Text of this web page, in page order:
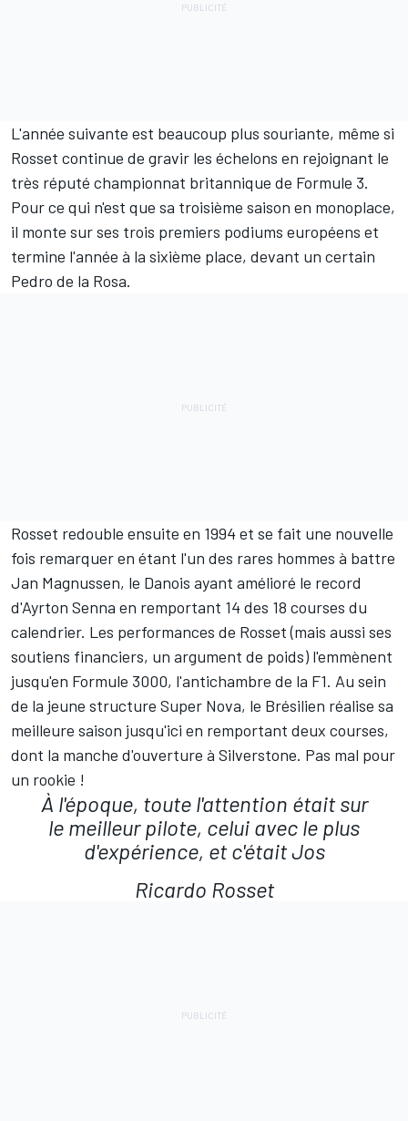
L'année suivante est beaucoup plus souriante, même si
Rosset continue de gravir les échelons en rejoignant le
très réputé championnat britannique de Formule 3.
Pour ce qui n'est que sa troisième saison en monoplace,
il monte sur ses trois premiers podiums européens et
termine l'année à la sixième place, devant un certain
Pedro de la Rosa.
Rosset redouble ensuite en 1994 et se fait une nouvelle
fois remarquer en étant l'un des rares hommes à battre
Jan Magnussen, le Danois ayant amélioré le record
d'Ayrton Senna en remportant 14 des 18 courses du
calendrier. Les performances de Rosset (mais aussi ses
soutiens financiers, un argument de poids) l'emmènent
jusqu'en Formule 3000, l'antichambre de la F1. Au sein
de la jeune structure Super Nova, le Brésilien réalise sa
meilleure saison jusqu'ici en remportant deux courses,
dont la manche d'ouverture à Silverstone. Pas mal pour
un rookie !
À l'époque, toute l'attention était sur
le meilleur pilote, celui avec le plus
d'expérience, et c'était Jos
Ricardo Rosset